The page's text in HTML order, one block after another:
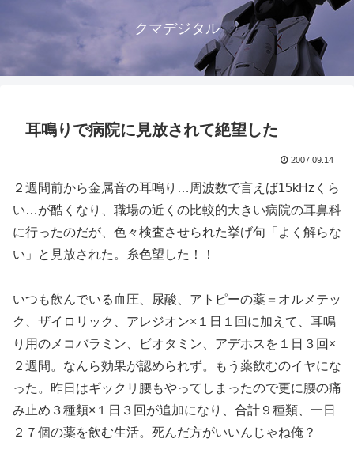
クマデジタル
耳鳴りで病院に見放されて絶望した
2007.09.14
２週間前から金属音の耳鳴り…周波数で言えば15kHzくら
い…が酷くなり、職場の近くの比較的大きい病院の耳鼻科
に行ったのだが、色々検査させられた挙げ句「よく解らな
い」と見放された。糸色望した！！
いつも飲んでいる血圧、尿酸、アトピーの薬＝オルメテッ
ク、ザイロリック、アレジオン×１日１回に加えて、耳鳴
り用のメコバラミン、ビオタミン、アデホスを１日３回×
２週間。なんら効果が認められず。もう薬飲むのイヤにな
った。昨日はギックリ腰もやってしまったので更に腰の痛
み止め３種類×１日３回が追加になり、合計９種類、一日
２７個の薬を飲む生活。死んだ方がいいんじゃね俺？